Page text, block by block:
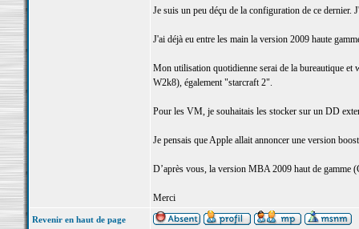
Je suis un peu déçu de la configuration de ce
J'ai déjà eu entre les main la version 2009 haute
Mon utilisation quotidienne serai de la bureautique et
W2k8), également "starcraft 2".
Pour les VM, je souhaitais les stocker sur un DD
Je pensais que Apple allait annoncer une version
D’après vous, la version MBA 2009 haut de gamme
Merci
Revenir en haut de page